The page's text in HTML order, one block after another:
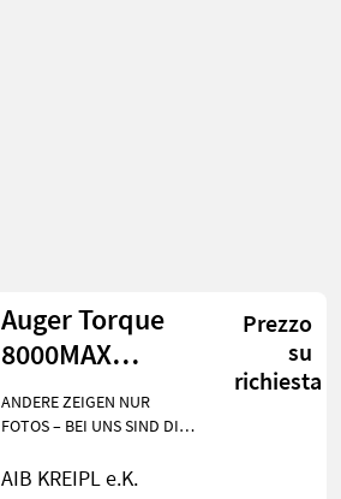
Auger Torque
8000MAX
Erdbohrer | 6-8t
Bagger
Prezzo
su
richiesta
ANDERE ZEIGEN NUR
FOTOS – BEI UNS SIND DIE
Besichtigen - anfassen -
AIB KREIPL e.K.